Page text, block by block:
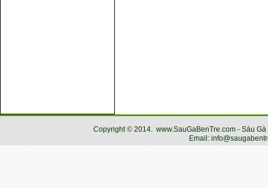
Copyright© 2014. www.SauGaBenTre.com - Sáu
Email: